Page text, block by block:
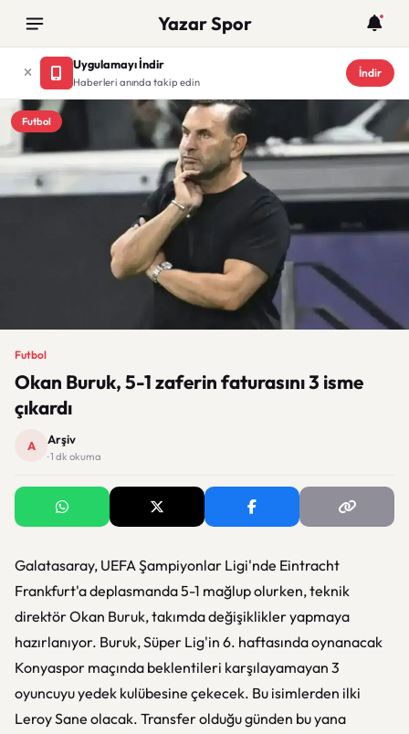
Yazar Spor
Uygulamayı İndir
Haberleri anında takip edin
İndir
Futbol
Futbol
Okan Buruk, 5-1 zaferin faturasını 3 isme
çıkardı
A Arşiv
· 1 dk okuma
Galatasaray, UEFA Şampiyonlar Ligi'nde Eintracht
Frankfurt'a deplasmanda 5-1 mağlup olurken, teknik
direktör Okan Buruk, takımda değişiklikler yapmaya
hazırlanıyor. Buruk, Süper Lig'in 6. haftasında oynanacak
Konyaspor maçında beklentileri karşılayamayan 3
oyuncuyu yedek kulübesine çekecek. Bu isimlerden ilki
Leroy Sane olacak. Transfer olduğu günden bu yana